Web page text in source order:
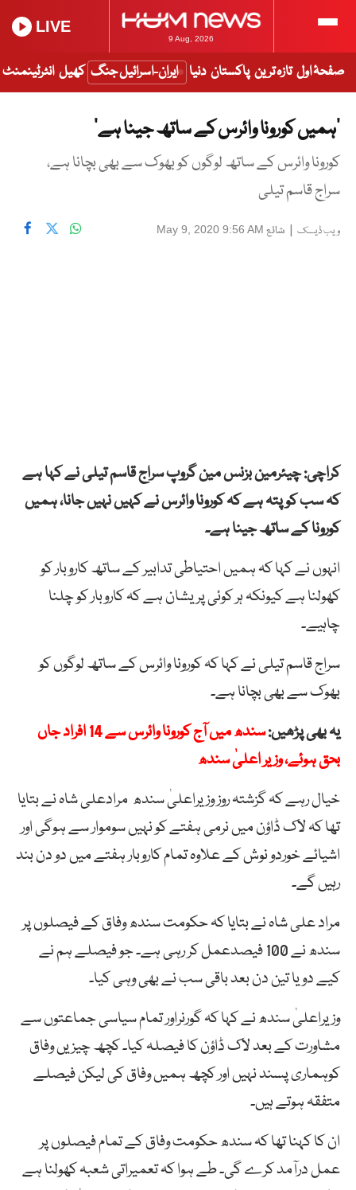
9 Aug, 2026
LIVE
صفحۂ اول تازہ ترین پاکستان دنیا ایران-اسرائیل جنگ کھیل انٹرٹینمنٹ
’ہمیں کورونا وائرس کے ساتھ جینا ہے‘
کورونا وائرس کے ساتھ لوگوں کو بھوک سے بھی بچانا ہے،
سراج قاسم تیلی
ویب ڈیسک | شائع May 9, 2020 9:56 AM
کراچی: چیئرمین بزنس مین گروپ سراج قاسم تیلی نے کہا ہے
کہ سب کو پتہ ہے کہ کورونا وائرس نے کہیں نہیں جانا، ہمیں
کورونا کے ساتھ جینا ہے۔
انہوں نے کہا کہ ہمیں احتیاطی تدابیر کے ساتھ کاروبار کو
کھولنا ہے کیونکہ ہر کوئی پریشان ہے کہ کاروبار کو چلنا
چاہیے۔
سراج قاسم تیلی نے کہا کہ کورونا وائرس کے ساتھ لوگوں کو
بھوک سے بھی بچانا ہے۔
یہ بھی پڑھیں:
سندھ میں آج کورونا وائرس سے 14 افراد جاں
بحق ہوئے، وزیر اعلیٰ سندھ
خیال رہے کہ گزشتہ روز وزیراعلیٰ سندھ مرادعلی شاہ نے بتایا
تھا کہ لاک ڈاؤن میں نرمی ہفتے کو نہیں سوموار سے ہوگی اور
اشیائے خوردو نوش کے علاوہ تمام کاروبار ہفتے میں دو دن بند
رہیں گے۔
مراد علی شاہ نے بتایا کہ حکومت سندھ وفاق کے فیصلوں پر
سندھ نے 100 فیصدعمل کر رہی ہے۔ جو فیصلے ہم نے
کیے دو یا تین دن بعد باقی سب نے بھی وہی کیا۔
وزیراعلیٰ سندھ نے کہا کہ گورنراور تمام سیاسی جماعتوں سے
مشاورت کے بعد لاک ڈاؤن کا فیصلہ کیا۔ کچھ چیزیں وفاق
کوہماری پسند نہیں اور کچھ ہمیں وفاق کی لیکن فیصلے
متفقہ ہوتے ہیں۔
ان کا کہنا تھا کہ سندھ حکومت وفاق کے تمام فیصلوں پر
عمل درآمد کرے گی۔ طے ہوا کہ تعمیراتی شعبہ کھولنا ہے